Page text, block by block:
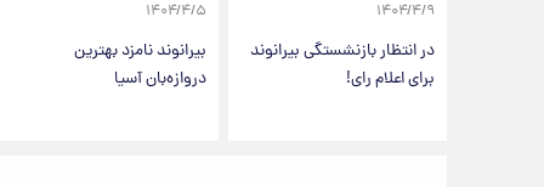
۱۴۰۴/۴/۹
در انتظار بازنشستگی بیرانوند
برای اعلام رای!
۱۴۰۴/۴/۵
بیرانوند نامزد بهترین
دروازه‌بان آسیا